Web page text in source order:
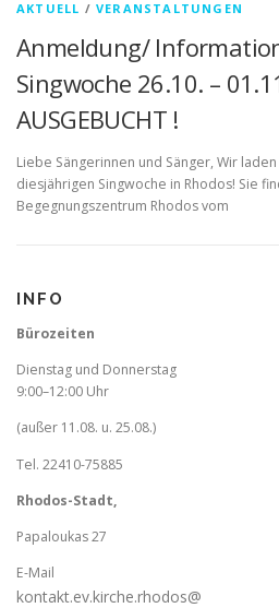
AKTUELL /VERANSTALTUNGEN
Anmeldung/
Singwoche 26.10. –
AUSGEBUCHT !
Liebe Sängerinnen und Sänger, Wir
diesjährigen Singwoche in Rhodos! Sie
Begegnungszentrum Rhodos
INFO
Bürozeiten
Dienstag und Donnerstag
9:00–12:00 Uhr
(außer 11.08. u. 25.08.)
Tel. 22410-75885
Rhodos-Stadt,
Papaloukas 27
E-Mail
kontakt.ev.kirche.rhodos@